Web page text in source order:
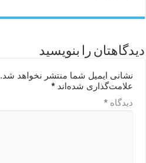
دیدگاهتان را بنویسید
نشانی ایمیل شما منتشر نخواهد شد.
علامت‌گذاری شده‌اند*
دیدگاه*